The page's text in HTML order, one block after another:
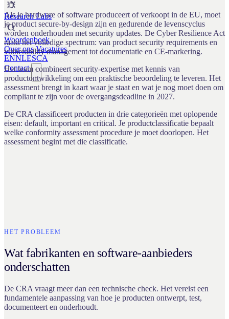
Research Labs
Woordenboek
Over ons Vacatures
ENNLESCA
Contact
Als je hardware of software produceert of verkoopt in de EU, moet
je product secure-by-design zijn en gedurende de levenscyclus
worden onderhouden met security updates. De Cyber Resilience Act
raakt het volledige spectrum: van product security requirements en
vulnerability management tot documentatie en CE-markering.
Het team combineert security-expertise met kennis van
productontwikkeling om een praktische beoordeling te leveren. Het
assessment brengt in kaart waar je staat en wat je nog moet doen om
compliant te zijn voor de overgangsdeadline in 2027.
De CRA classificeert producten in drie categorieën met oplopende
eisen: default, important en critical. Je productclassificatie bepaalt
welke conformity assessment procedure je moet doorlopen. Het
assessment begint met die classificatie.
HET PROBLEEM
Wat fabrikanten en software-aanbieders
onderschatten
De CRA vraagt meer dan een technische check. Het vereist een
fundamentele aanpassing van hoe je producten ontwerpt, test,
documenteert en onderhoudt.